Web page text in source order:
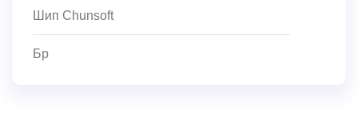
Шип Chunsoft
Бр